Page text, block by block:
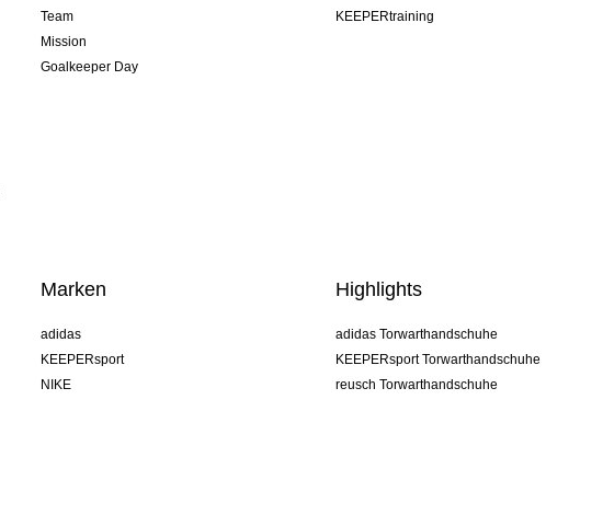
Team
Mission
Goalkeeper Day
KEEPERtraining
Marken
adidas
KEEPERsport
NIKE
Highlights
adidas Torwarthandschuhe
KEEPERsport Torwarthandschuhe
reusch Torwarthandschuhe